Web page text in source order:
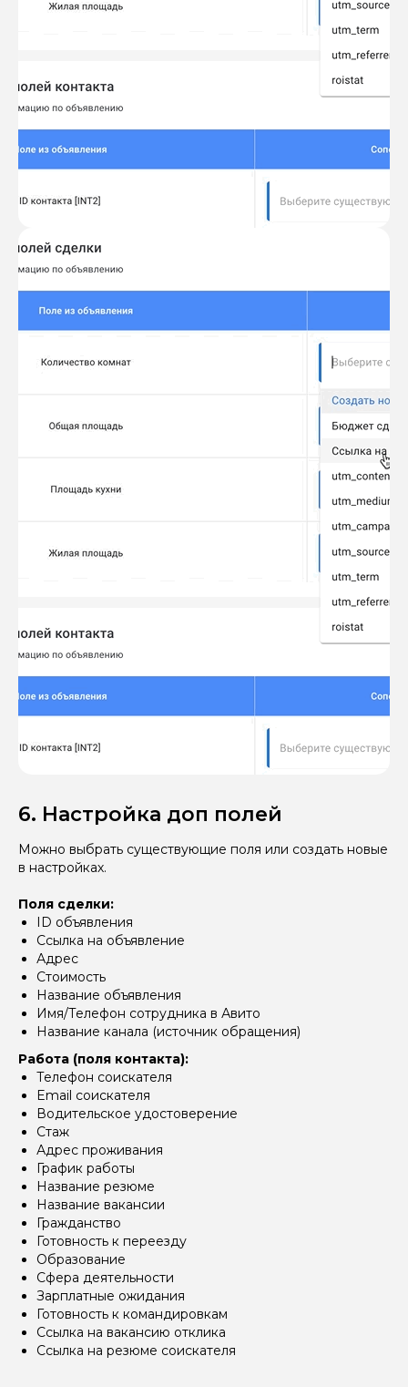
6. Настройка доп полей
Можно выбрать существующие поля или создать новые
в настройках.
Поля сделки:
ID объявления
Ссылка на объявление
Адрес
Стоимость
Название объявления
Имя/Телефон сотрудника в Авито
Название канала (источник обращения)
Работа (поля контакта):
Телефон соискателя
Email соискателя
Водительское удостоверение
Стаж
Адрес проживания
График работы
Название резюме
Название вакансии
Гражданство
Готовность к переезду
Образование
Сфера деятельности
Зарплатные ожидания
Готовность к командировкам
Ссылка на вакансию отклика
Ссылка на резюме соискателя